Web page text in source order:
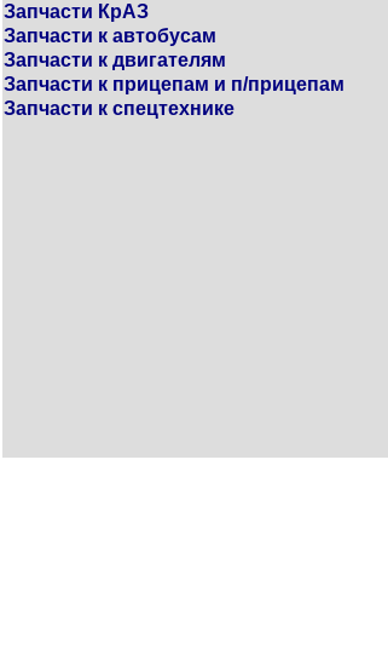
Запчасти КрАЗ
Запчасти к автобусам
Запчасти к двигателям
Запчасти к прицепам и п/прицепам
Запчасти к спецтехнике